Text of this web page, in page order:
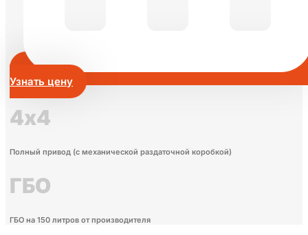
Узнать цену
4х4
Полный привод (с механической раздаточной коробкой)
ГБО
ГБО на 150 литров от производителя